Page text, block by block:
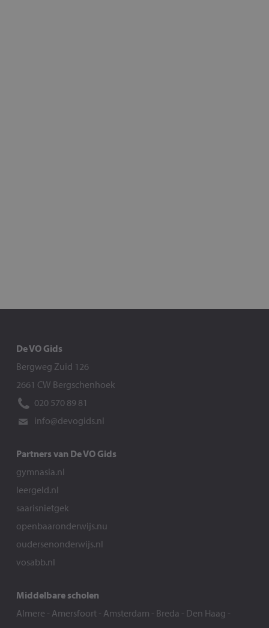
De VO Gids
Bergweg Zuid 126
2661 CW Bergschenhoek
020 570 89 81
info@devogids.nl
Partners van De VO Gids
gymnasia.nl
leergeld.nl
saarisnietgek
openbaaronderwijs.nu
oudersenonderwijs.nl
vosabb.nl
Middelbare scholen
Almere - Amersfoort- Amsterdam - Breda - Den Haag -